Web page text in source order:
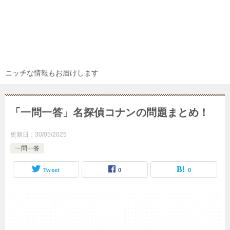
ニッチな情報もお届けします
「一問一答」名探偵コナンの問題まとめ！
更新日： 30/05/2025
一問一答
Tweet 0 0